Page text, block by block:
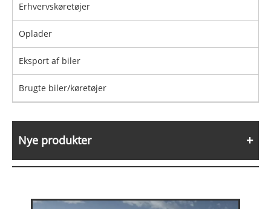
Erhvervskøretøjer
Oplader
Eksport af biler
Brugte biler/køretøjer
Nye produkter